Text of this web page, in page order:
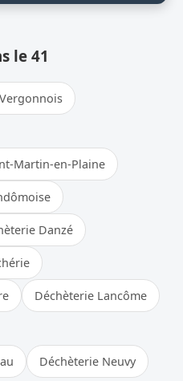
le 41
Martin-en-Plaine
Danzé
Déchèterie Lancôme
Déchèterie Neuvy